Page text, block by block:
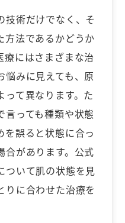
技術だけでなく、そ
方法であるかどうか
療にはさまざまな治
悩みに見えても、原
て異なります。た
言っても種類や状態
を誤ると状態に合っ
合があります。公式
ついて肌の状態を見
りに合わせた治療を